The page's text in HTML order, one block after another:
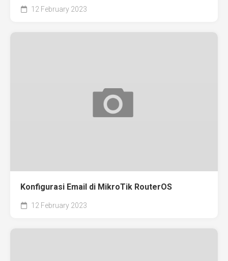
12 February 2023
Konfigurasi Email di MikroTik RouterOS
12 February 2023